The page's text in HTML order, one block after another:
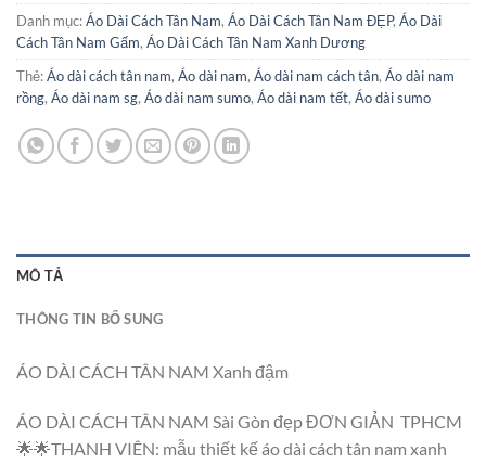
Danh mục:Áo Dài Cách Tân Nam, Áo Dài Cách Tân Nam ĐẸP, Áo Dài
Cách Tân Nam Gấm, Áo Dài Cách Tân Nam Xanh Dương
Thẻ:Áo dài cách tân nam, Áo dài nam, Áo dài nam cách tân, Áo dài nam
rồng, Áo dài nam sg, Áo dài nam sumo, Áo dài nam tết, Áo dài sumo
MÔ TẢ
THÔNG TIN BỔ SUNG
ÁO DÀI CÁCH TÂN NAM Xanh đậm
ÁO DÀI CÁCH TÂN NAM Sài Gòn đẹp ĐƠN GIẢN TPHCM
🌟🌟THANH VIÊN: mẫu thiết kế áo dài cách tân nam xanh